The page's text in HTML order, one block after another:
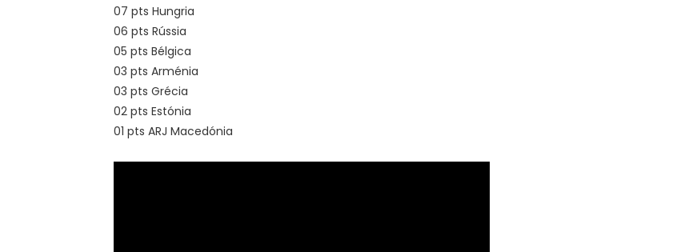
07 pts Hungria
06 pts Rússia
05 pts Bélgica
03 pts Arménia
03 pts Grécia
02 pts Estónia
01 pts ARJ Macedónia